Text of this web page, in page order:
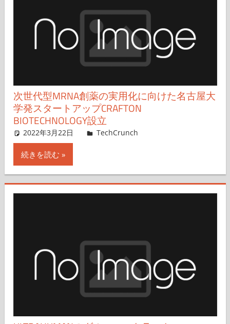
次世代型MRNA創薬の実用化に向けた名古屋大
学発スタートアップCRAFTON
BIOTECHNOLOGY設立
2022年3月22日 tetsuokanai
TechCrunch
続きを読む